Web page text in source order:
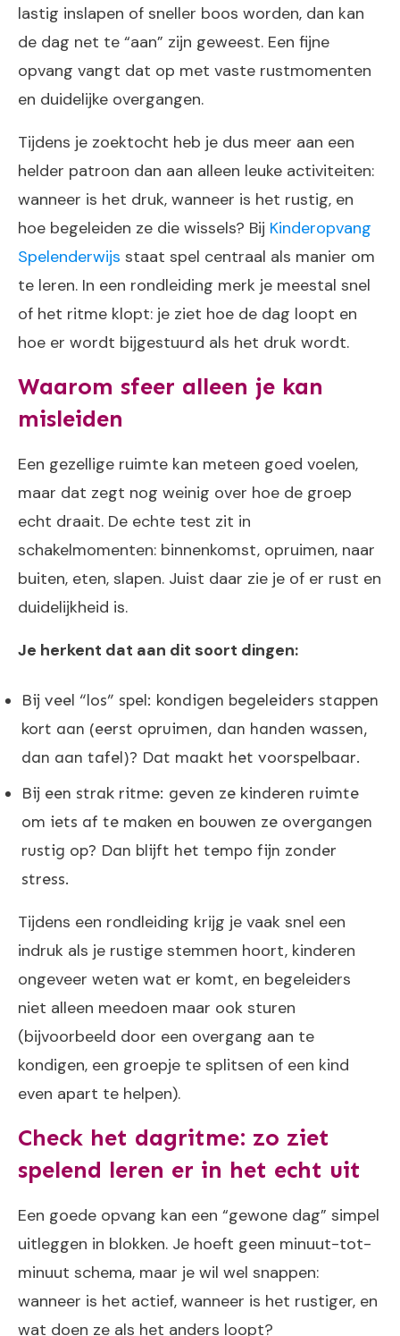
lastig inslapen of sneller boos worden, dan kan
de dag net te “aan” zijn geweest. Een fijne
opvang vangt dat op met vaste rustmomenten
en duidelijke overgangen.
Tijdens je zoektocht heb je dus meer aan een
helder patroon dan aan alleen leuke activiteiten:
wanneer is het druk, wanneer is het rustig, en
hoe begeleiden ze die wissels? Bij Kinderopvang
Spelenderwijs staat spel centraal als manier om
te leren. In een rondleiding merk je meestal snel
of het ritme klopt: je ziet hoe de dag loopt en
hoe er wordt bijgestuurd als het druk wordt.
Waarom sfeer alleen je kan
misleiden
Een gezellige ruimte kan meteen goed voelen,
maar dat zegt nog weinig over hoe de groep
echt draait. De echte test zit in
schakelmomenten: binnenkomst, opruimen, naar
buiten, eten, slapen. Juist daar zie je of er rust en
duidelijkheid is.
Je herkent dat aan dit soort dingen:
Bij veel “los” spel: kondigen begeleiders stappen
kort aan (eerst opruimen, dan handen wassen,
dan aan tafel)? Dat maakt het voorspelbaar.
Bij een strak ritme: geven ze kinderen ruimte
om iets af te maken en bouwen ze overgangen
rustig op? Dan blijft het tempo fijn zonder
stress.
Tijdens een rondleiding krijg je vaak snel een
indruk als je rustige stemmen hoort, kinderen
ongeveer weten wat er komt, en begeleiders
niet alleen meedoen maar ook sturen
(bijvoorbeeld door een overgang aan te
kondigen, een groepje te splitsen of een kind
even apart te helpen).
Check het dagritme: zo ziet
spelend leren er in het echt uit
Een goede opvang kan een “gewone dag” simpel
uitleggen in blokken. Je hoeft geen minuut-tot-
minuut schema, maar je wil wel snappen:
wanneer is het actief, wanneer is het rustiger, en
wat doen ze als het anders loopt?